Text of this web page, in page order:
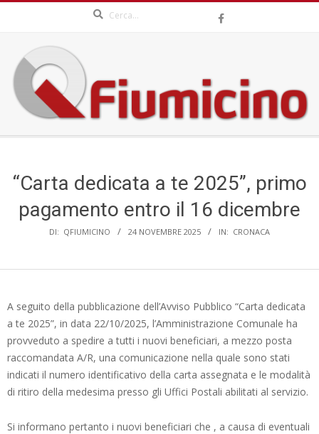
content
QFIUMICINO.COM
Menu“Carta dedicata a te 2025”, primo
pagamento entro il 16 dicembre
DI: QFIUMICINO 24 NOVEMBRE 2025 IN: CRONACA
A seguito della pubblicazione dell’Avviso Pubblico “Carta dedicata
a te 2025”, in data 22/10/2025, l’Amministrazione Comunale ha
provveduto a spedire a tutti i nuovi beneficiari, a mezzo posta
raccomandata A/R, una comunicazione nella quale sono stati
indicati il numero identificativo della carta assegnata e le modalità
di ritiro della medesima presso gli Uffici Postali abilitati al servizio.
Si informano pertanto i nuovi beneficiari che , a causa di eventuali